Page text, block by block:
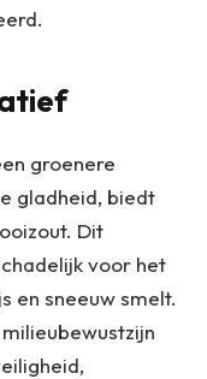
groenere
gladheid, biedt
Dit
voor het
en sneeuw smelt.